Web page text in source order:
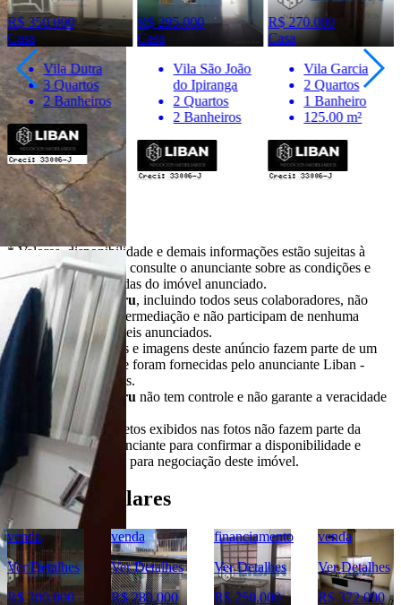
R$ 350.000
Casa
Vila Dutra
3 Quartos
2 Banheiros
R$ 295.000
Casa
Vila São João
do Ipiranga
2 Quartos
2 Banheiros
R$ 270.000
Casa
Vila Garcia
2 Quartos
1 Banheiro
125.00 m²
Importante
* Valores, disponibilidade e demais informações estão sujeitas à
alterações. SEMPRE consulte o anunciante sobre as condições e
informações atualizadas do imóvel anunciado.
Portal Casa Bauru, incluindo todos seus colaboradores, não
realizam qualquer intermediação e não participam de nenhuma
negociação dos imóveis anunciados.
Todas as informações e imagens deste anúncio fazem parte de um
anúncio publicitário e foram fornecidas pelo anunciante Liban -
Negócios Imobiliários.
Portal Casa Bauru não tem controle e não garante a veracidade
destas informações.
Móveis e demais objetos exibidos nas fotos não fazem parte da
oferta. Contate o anunciante para confirmar a disponibilidade e
condições detalhadas para negociação deste imóvel.
Imóveis Similares
venda
Ver Detalhes
R$ 300.000
venda
Ver Detalhes
R$ 280.000
financiamento
Ver Detalhes
R$ 250.000
venda
Ver Detalhes
R$ 372.000